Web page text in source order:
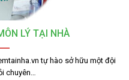
LÝ TẠI NHÀ
tự hào sở hữu một đội
chuyên…